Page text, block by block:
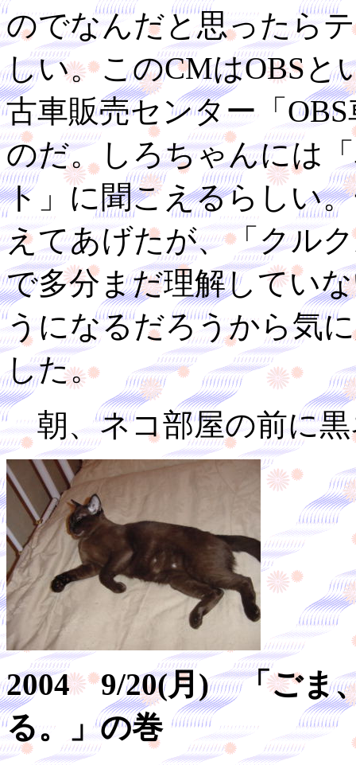
のでなんだと思ったら
しい。このCMはOBSと
古車販売センター「
のだ。しろちゃんには
ト」に聞こえるらしい
えてあげたが、「クル
で多分まだ理解してい
うになるだろうから気
した。
朝、ネコ部屋の前に黒
2004 9/20(月) 「ごま
る。」の巻